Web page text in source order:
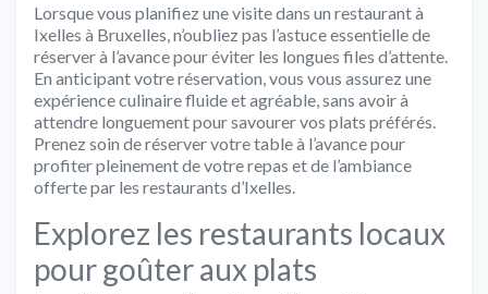
Lorsque vous planifiez une visite dans un restaurant à
Ixelles à Bruxelles, n’oubliez pas l’astuce essentielle de
réserver à l’avance pour éviter les longues files d’attente.
En anticipant votre réservation, vous vous assurez une
expérience culinaire fluide et agréable, sans avoir à
attendre longuement pour savourer vos plats préférés.
Prenez soin de réserver votre table à l’avance pour
profiter pleinement de votre repas et de l’ambiance
offerte par les restaurants d’Ixelles.
Explorez les restaurants locaux
pour goûter aux plats